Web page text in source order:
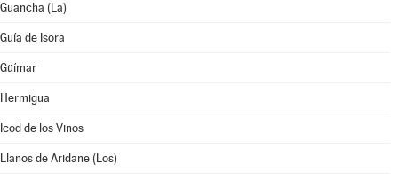
Guancha (La)
Guía de Isora
Güímar
Hermigua
Icod de los Vinos
Llanos de Aridane (Los)